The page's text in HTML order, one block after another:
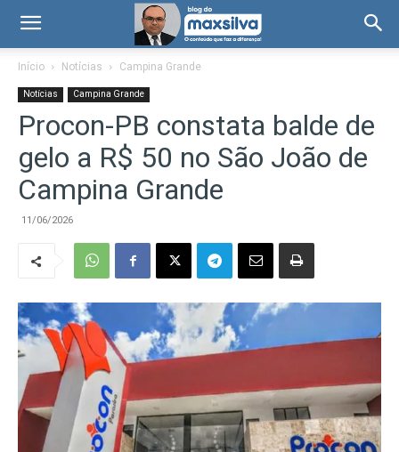
Início Notícias Campina Grande
Notícias Campina Grande
Procon-PB constata balde de
gelo a R$ 50 no São João de
Campina Grande
11/06/2026